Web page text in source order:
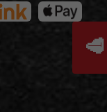
🥩